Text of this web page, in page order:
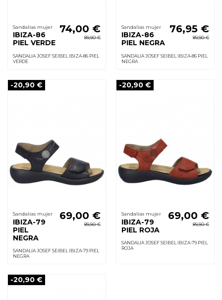
Sandalias mujer
IBIZA-86
PIEL VERDE
74,00 €
89,90 €
SANDALIA JOSEF SEIBEL IBIZA-86 PIEL
VERDE
Sandalias mujer
IBIZA-86
PIEL NEGRA
76,95 €
89,90 €
SANDALIA JOSEF SEIBEL IBIZA-86 PIEL
NEGRA
-20,90 €
Sandalias mujer
IBIZA-79
PIEL
NEGRA
69,00 €
89,90 €
SANDALIA JOSEF SEIBEL IBIZA-79 PIEL
NEGRA
-20,90 €
Sandalias mujer
IBIZA-79
PIEL ROJA
69,00 €
89,90 €
SANDALIA JOSEF SEIBEL IBIZA-79 PIEL
ROJA
-20,90 €